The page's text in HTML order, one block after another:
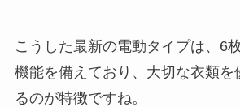
こうした最新の電動タイプは、6
機能を備えており、大切な衣類を
るのが特徴ですね。